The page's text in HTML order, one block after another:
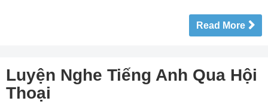
Read More
Luyện Nghe Tiếng Anh Qua Hội
Thoại